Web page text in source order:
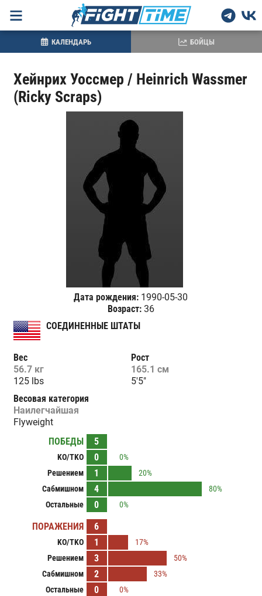
Хейнрих Уоссмер / Heinrich Wassmer
(Ricky Scraps)
Дата рождения: 1990-05-30
Возраст:36
СОЕДИНЕННЫЕ ШТАТЫ
Вес
56.7 кг
125 lbs
Рост
165.1 см
5'5"
Весовая категория
Наилегчайшая
Flyweight
ПОБЕДЫ
5
KO/TKO 0
0%
Решением
1
20%
Сабмишном
4
80%
Остальные
0 0%
ПОРАЖЕНИЯ 6
KO/TKO 1
17%
Решением
3
50%
Сабмишном
2
33%
Остальные
0 0%
КАЛЕНДАРЬ БОЙЦЫ